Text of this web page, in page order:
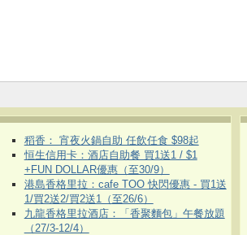
稻香： 宵夜火鍋自助 任飲任食 $98起
恒生信用卡：酒店自助餐 買1送1 / $1
+FUN DOLLAR優惠（至30/9）
港島香格里拉：cafe TOO 快閃優惠 - 買1送
1/買2送2/買2送1（至26/6）
九龍香格里拉酒店：「香聚麵包」午餐放題
（27/3-12/4）